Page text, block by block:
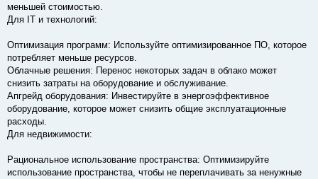
меньшей стоимостью.
Для IT и технологий:
Оптимизация программ: Используйте оптимизированное ПО, которое
потребляет меньше ресурсов.
Облачные решения: Перенос некоторых задач в облако может
снизить затраты на оборудование и обслуживание.
Апгрейд оборудования: Инвестируйте в энергоэффективное
оборудование, которое может снизить общие эксплуатационные
расходы.
Для недвижимости:
Рациональное использование пространства: Оптимизируйте
использование пространства, чтобы не переплачивать за ненужные